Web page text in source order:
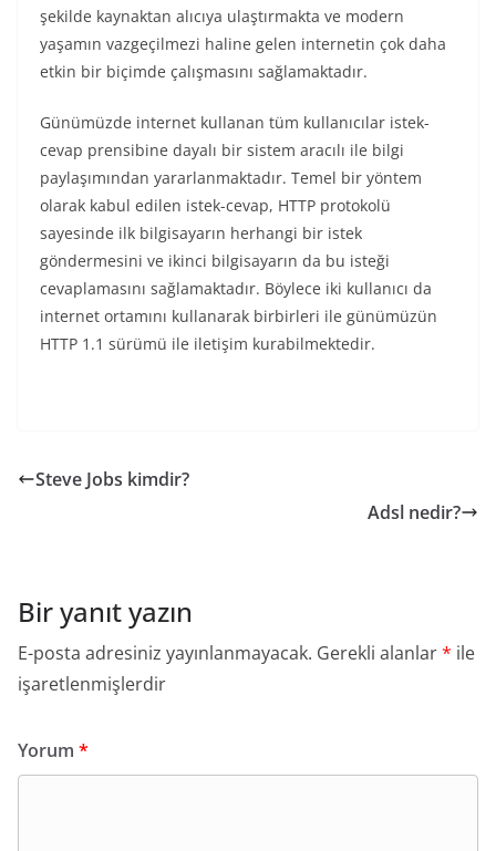
şekilde kaynaktan alıcıya ulaştırmakta ve modern
yaşamın vazgeçilmezi haline gelen internetin çok daha
etkin bir biçimde çalışmasını sağlamaktadır.
Günümüzde internet kullanan tüm kullanıcılar istek-
cevap prensibine dayalı bir sistem aracılı ile bilgi
paylaşımından yararlanmaktadır. Temel bir yöntem
olarak kabul edilen istek-cevap, HTTP protokolü
sayesinde ilk bilgisayarın herhangi bir istek
göndermesini ve ikinci bilgisayarın da bu isteği
cevaplamasını sağlamaktadır. Böylece iki kullanıcı da
internet ortamını kullanarak birbirleri ile günümüzün
HTTP 1.1 sürümü ile iletişim kurabilmektedir.
Steve Jobs kimdir?
Adsl nedir?
Bir yanıt yazın
E-posta adresiniz yayınlanmayacak. Gerekli alanlar* ile
işaretlenmişlerdir
Yorum *